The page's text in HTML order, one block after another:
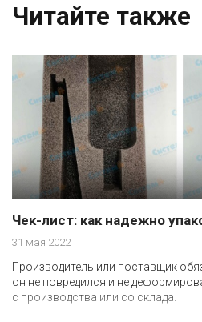
Читайте также
Чек-лист: как надежно
31 мая 2022
Производитель или поставщик
он не повредился и не
с производства или со склада.